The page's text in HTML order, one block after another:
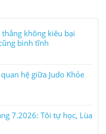
không kiêu bại
bình tĩnh
hệ giữa Judo Khỏe
7.2026: Tôi tự học, Lùa